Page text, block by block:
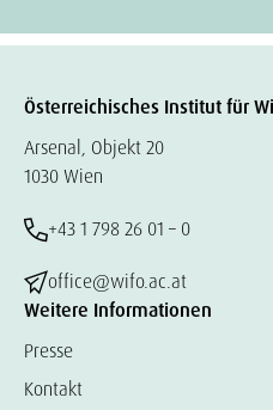
Österreichisches Institut für
Arsenal, Objekt 20
1030 Wien
+43 1 798 26 01 – 0
office@wifo.ac.at
Weitere Informationen
Presse
Kontakt